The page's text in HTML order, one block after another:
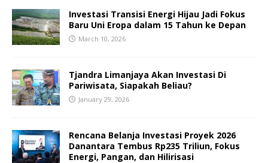
Investasi Transisi Energi Hijau Jadi Fokus
Baru Uni Eropa dalam 15 Tahun ke Depan
March 10, 2026
Tjandra Limanjaya Akan Investasi Di
Pariwisata, Siapakah Beliau?
January 29, 2026
Rencana Belanja Investasi Proyek 2026
Danantara Tembus Rp235 Triliun, Fokus
Energi, Pangan, dan Hilirisasi